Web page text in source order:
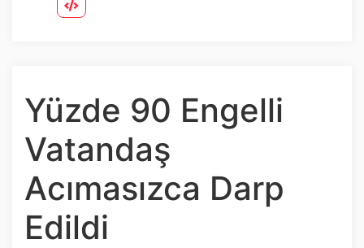
İnstagram
Twitter
Google Play
App Store
Yüzde 90 Engelli
Vatandaş
Acımasızca Darp
Edildi